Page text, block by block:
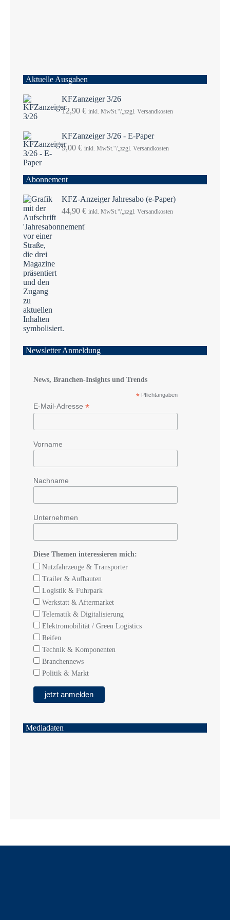
Aktuelle Ausgaben
KFZanzeiger 3/26
12,90 € inkl. MwSt.“/„zzgl. Versandkosten
KFZanzeiger 3/26 - E-Paper
9,00 € inkl. MwSt.“/„zzgl. Versandkosten
Abonnement
KFZ-Anzeiger Jahresabo (e-Paper)
44,90 € inkl. MwSt.“/„zzgl. Versandkosten
Newsletter Anmeldung
News, Branchen-Insights und Trends
* Pflichtangaben
E-Mail-Adresse *
Vorname
Nachname
Unternehmen
Diese Themen interessieren mich:
Nutzfahrzeuge & Transporter
Trailer & Aufbauten
Logistik & Fuhrpark
Werkstatt & Aftermarket
Telematik & Digitalisierung
Elektromobilität / Green Logistics
Reifen
Technik & Komponenten
Branchennews
Politik & Markt
Mediadaten